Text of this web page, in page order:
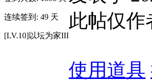
连续签到: 49 天
[LV.10]以坛为家III
此帖仅作
使用道具